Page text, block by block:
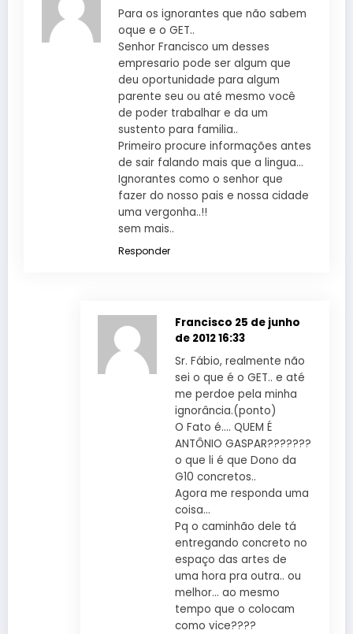
Para os ignorantes que não sabem
oque e o GET..
Senhor Francisco um desses
empresario pode ser algum que
deu oportunidade para algum
parente seu ou até mesmo você
de poder trabalhar e da um
sustento para familia..
Primeiro procure informações antes
de sair falando mais que a lingua…
Ignorantes como o senhor que
fazer do nosso pais e nossa cidade
uma vergonha..!!
sem mais..
Responder
Francisco 25 de junho
de 2012 16:33
Sr. Fábio, realmente não
sei o que é o GET.. e até
me perdoe pela minha
ignorância.(ponto)
O Fato é…. QUEM É
ANTÔNIO GASPAR???????
o que li é que Dono da
G10 concretos..
Agora me responda uma
coisa…
Pq o caminhão dele tá
entregando concreto no
espaço das artes de
uma hora pra outra.. ou
melhor… ao mesmo
tempo que o colocam
como vice????